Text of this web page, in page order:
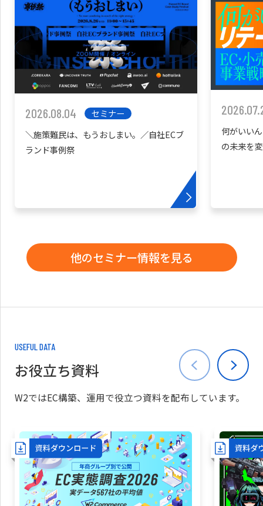
2026.08.04
セミナー
＼施策難民は、もうおしまい。／自社ECブ
ランド事例祭
何がいい
の未来を
他のセミナー情報を見る
USEFUL DATA
お役立ち資料
W2ではEC構築、運用で役立つ資料を配布しています。